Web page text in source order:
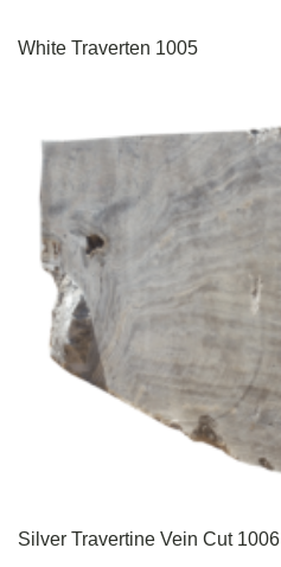
White Traverten 1005
Silver Travertine Vein Cut 1006